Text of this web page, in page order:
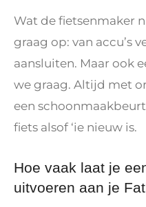
Wat de fietsenmaker
graag op: van accu’s
aansluiten. Maar ook
we graag. Altijd met
een
fiets alsof ‘ie nieuw is.
Hoe vaak laat je
uitvoeren aan je